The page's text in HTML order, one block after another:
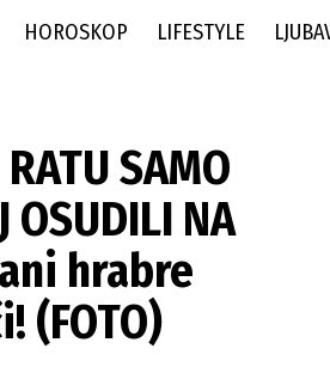
HOROSKOP LIFESTYLE
RATU SAMO
OSUDILI NA
hrabre
(FOTO)